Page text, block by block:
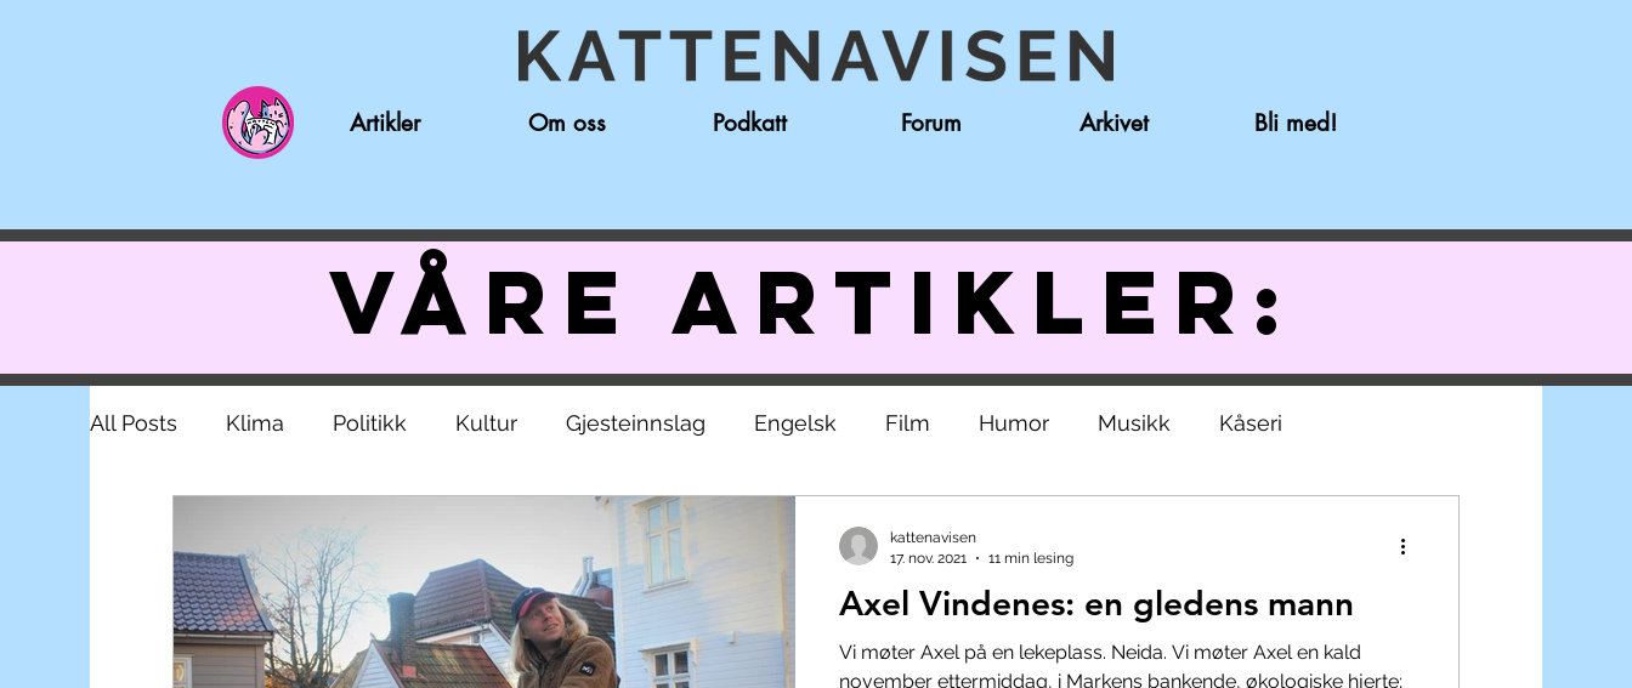
Artikler Om oss Podkatt Forum Arkivet Bli med!
Våre artikler:
All Posts Klima Politikk Kultur Gjesteinnslag Engelsk Film Humor Musikk Kåseri
Skolerevy
Axel Vindenes: en gledens mann
Vi møter Axel på en lekeplass. Neida. Vi møter Axel en kald
november ettermiddag, i Markens bankende, økologiske hjerte;
kattenavisen
17. nov. 2021
11 min lesing